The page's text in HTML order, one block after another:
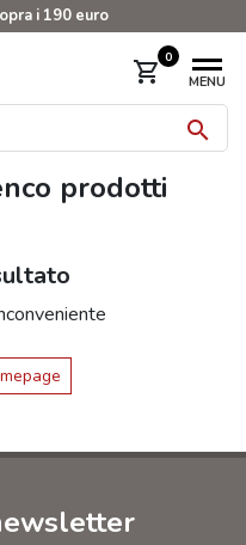
i 190 euro
shopping_cart 0
MENU

prodotti